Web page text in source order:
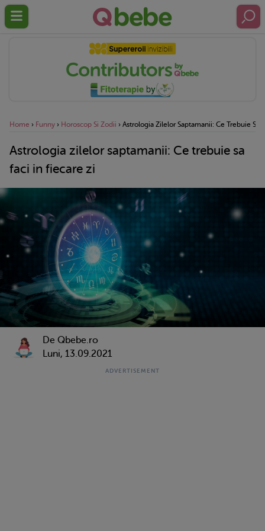
Home › Funny › Horoscop Si Zodii › Astrologia Zilelor Saptamanii: Ce Trebuie Sa
Astrologia zilelor saptamanii: Ce trebuie sa
faci in fiecare zi
De Qbebe.ro
Luni, 13.09.2021